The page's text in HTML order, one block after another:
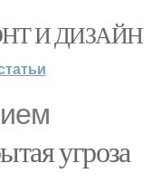
И ДИЗАЙН
угроза